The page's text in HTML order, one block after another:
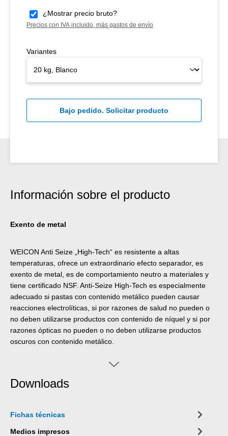
¿Mostrar precio bruto?
Precios con IVA incluido, más gastos de envío
Variantes
Bajo pedido. Solicitar producto
Información sobre el producto
Exento de metal
WEICON Anti Seize „High-Tech“ es resistente a altas
temperaturas, ofrece un extraordinario efecto separador, es
exento de metal, es de comportamiento neutro a materiales y
tiene certificado NSF. Anti-Seize High-Tech es especialmente
adecuado si pastas con contenido metálico pueden causar
reacciones electrolíticas, si por razones de salud no pueden o
no deben utilizarse productos con contenido de níquel y si por
razones ópticas no pueden o no deben utilizarse productos
oscuros con contenido metálico.
Downloads
Fichas técnicas
Medios impresos